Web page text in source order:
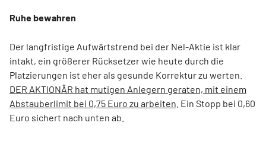
Ruhe bewahren
Der langfristige Aufwärtstrend bei der Nel-Aktie ist klar
intakt, ein größerer Rücksetzer wie heute durch die
Platzierungen ist eher als gesunde Korrektur zu werten.
DER AKTIONÄR hat mutigen Anlegern geraten, mit einem
Abstauberlimit bei 0,75 Euro zu arbeiten . Ein Stopp bei 0,60
Euro sichert nach unten ab.